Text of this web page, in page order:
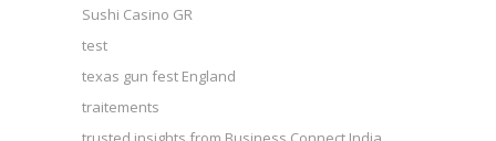
Sushi Casino GR
test
texas gun fest England
traitements